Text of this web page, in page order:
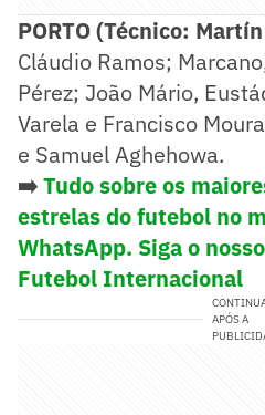
PORTO (Técnico:
Cláudio Ramos;
Pérez; João Mário,
Varela e Francisco
e Samuel Aghehowa.
➡️Tudo sobre os
estrelas do futebol no
WhatsApp. Siga o
Futebol Internacional
APÓS A